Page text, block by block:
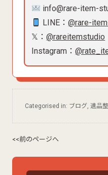
info@rare-item-
LINE：@rare-
𝕏：@rareitemstudio
Instagram：
Categorised in: ブログ,遺品
<<前のページへ